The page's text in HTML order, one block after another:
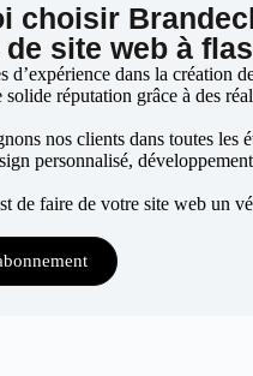
choisir
site web à
d’expérience dans la création
solide réputation grâce à des
nos clients dans toutes les
personnalisé,
de faire de votre site web un